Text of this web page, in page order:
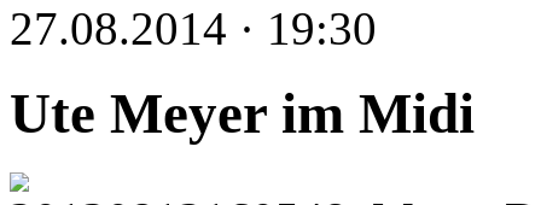
27.08.2014 · 19:30
Ute Meyer im Midi